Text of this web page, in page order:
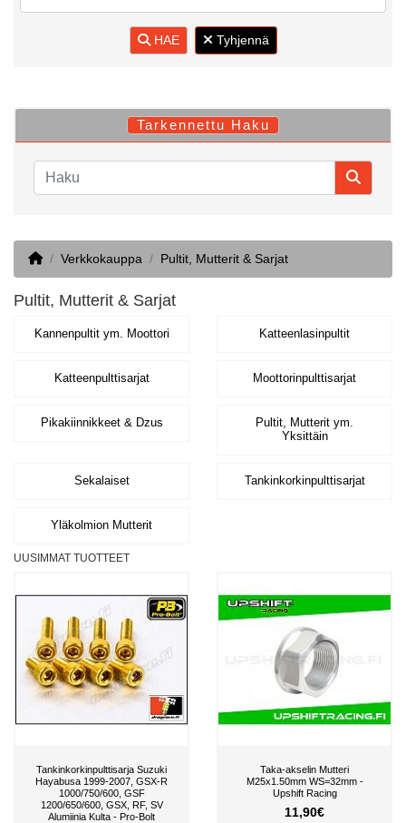
HAE Tyhjennä
Tarkennettu Haku
HomeVerkkokauppa Pultit, Mutterit & Sarjat
Pultit, Mutterit & Sarjat
Kannenpultit ym. Moottori Katteenlasinpultit
Katteenpulttisarjat Moottorinpulttisarjat
Pikakiinnikkeet & Dzus
Pultit, Mutterit ym.
Yksittäin
Sekalaiset Tankinkorkinpulttisarjat
Yläkolmion Mutterit
UUSIMMAT TUOTTEET
Tankinkorkinpulttisarja Suzuki
Hayabusa 1999-2007, GSX-R
1000/750/600, GSF
1200/650/600, GSX, RF, SV
Alumiinia Kulta - Pro-Bolt
Taka-akselin Mutteri
M25x1.50mm WS=32mm -
Upshift Racing
11,90€